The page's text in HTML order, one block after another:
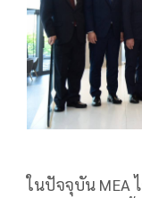
ในปัจจุบัน MEA